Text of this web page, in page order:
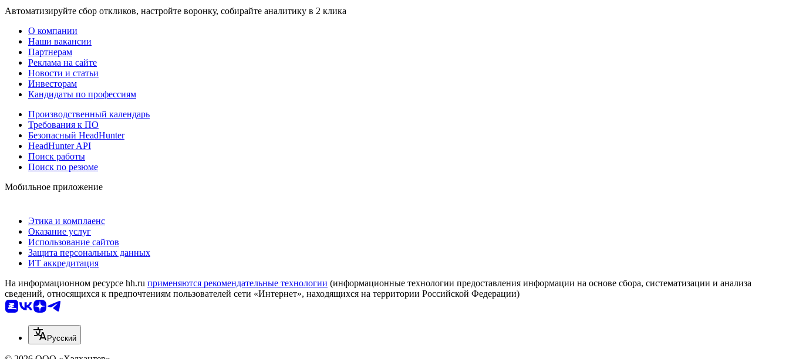
Автоматизируйте сбор откликов, настройте воронку, собирайте аналитику в 2 клика
О компании
Наши вакансии
Партнерам
Реклама на сайте
Новости и статьи
Инвесторам
Кандидаты по профессиям
Производственный календарь
Требования к ПО
Безопасный HeadHunter
HeadHunter API
Поиск работы
Поиск по резюме
Мобильное приложение
Этика и комплаенс
Оказание услуг
Использование сайтов
Защита персональных данных
ИТ аккредитация
На информационном ресурсе hh.ru применяются рекомендательные технологии (информационные технологии предоставления информации на основе сбора, систематизации и анализа
сведений, относящихся к предпочтениям пользователей сети «Интернет», находящихся на территории Российской Федерации)
Русский